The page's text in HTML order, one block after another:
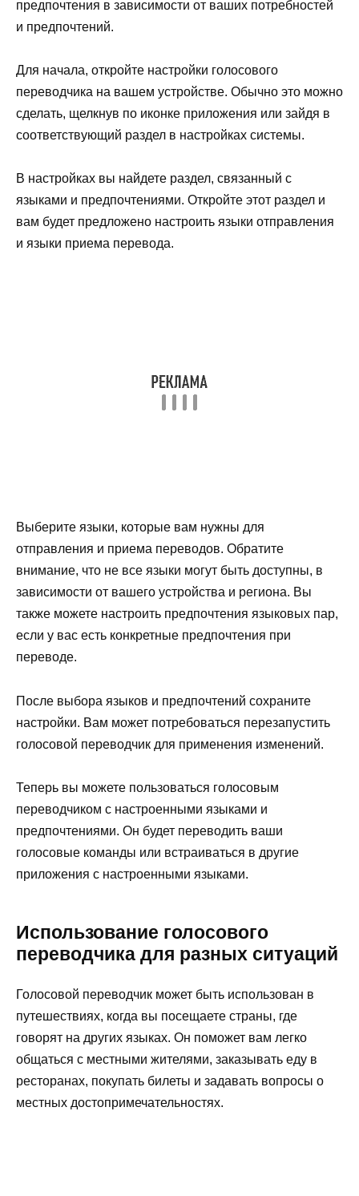
предпочтения в зависимости от ваших потребностей
и предпочтений.
Для начала, откройте настройки голосового
переводчика на вашем устройстве. Обычно это можно
сделать, щелкнув по иконке приложения или зайдя в
соответствующий раздел в настройках системы.
В настройках вы найдете раздел, связанный с
языками и предпочтениями. Откройте этот раздел и
вам будет предложено настроить языки отправления
и языки приема перевода.
Выберите языки, которые вам нужны для
отправления и приема переводов. Обратите
внимание, что не все языки могут быть доступны, в
зависимости от вашего устройства и региона. Вы
также можете настроить предпочтения языковых пар,
если у вас есть конкретные предпочтения при
переводе.
После выбора языков и предпочтений сохраните
настройки. Вам может потребоваться перезапустить
голосовой переводчик для применения изменений.
Теперь вы можете пользоваться голосовым
переводчиком с настроенными языками и
предпочтениями. Он будет переводить ваши
голосовые команды или встраиваться в другие
приложения с настроенными языками.
Использование голосового
переводчика для разных ситуаций
Голосовой переводчик может быть использован в
путешествиях, когда вы посещаете страны, где
говорят на других языках. Он поможет вам легко
общаться с местными жителями, заказывать еду в
ресторанах, покупать билеты и задавать вопросы о
местных достопримечательностях.